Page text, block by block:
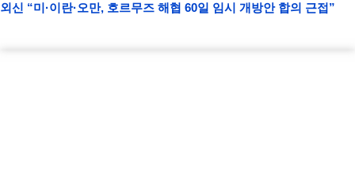
외신 “미·이란·오만, 호르무즈 해협 60일 임시 개방안 합의 근접”